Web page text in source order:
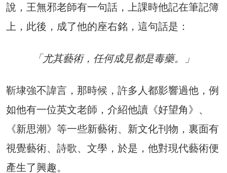
說，王無邪老師有一句話，上課時他記在筆記簿
上，此後，成了他的座右銘，這句話是：
「尤其藝術，任何成見都是毒藥。」
靳埭強不諱言，那時候，許多人都影響過他，例
如他有一位英文老師，介紹他讀《好望角》、
《新思潮》等一些新藝術、新文化刊物，裏面有
視覺藝術、詩歌、文學，於是，他對現代藝術便
產生了興趣。